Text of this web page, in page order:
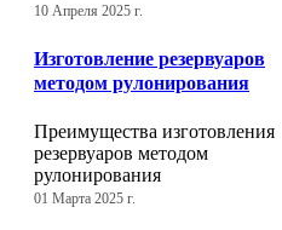
10 Апреля 2025 г.
Изготовление резервуаров
методом рулонирования
Преимущества изготовления
резервуаров методом
рулонирования
01 Марта 2025 г.